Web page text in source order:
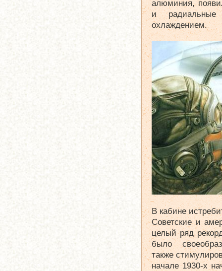
алюминия,
и
охлаждением.
В кабине
Советские и
целый ряд
было
также
начале 1930-х